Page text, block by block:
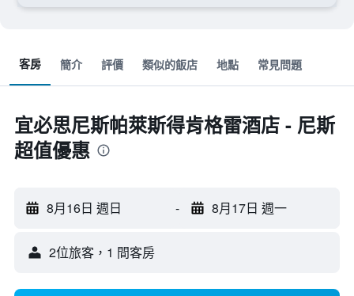
客房 簡介 評價 類似的飯店 地點 常見問題
宜必思尼斯帕萊斯得肯格雷酒店 - 尼斯
超值優惠
8月16日 週日 - 8月17日 週一
2位旅客，1 間客房